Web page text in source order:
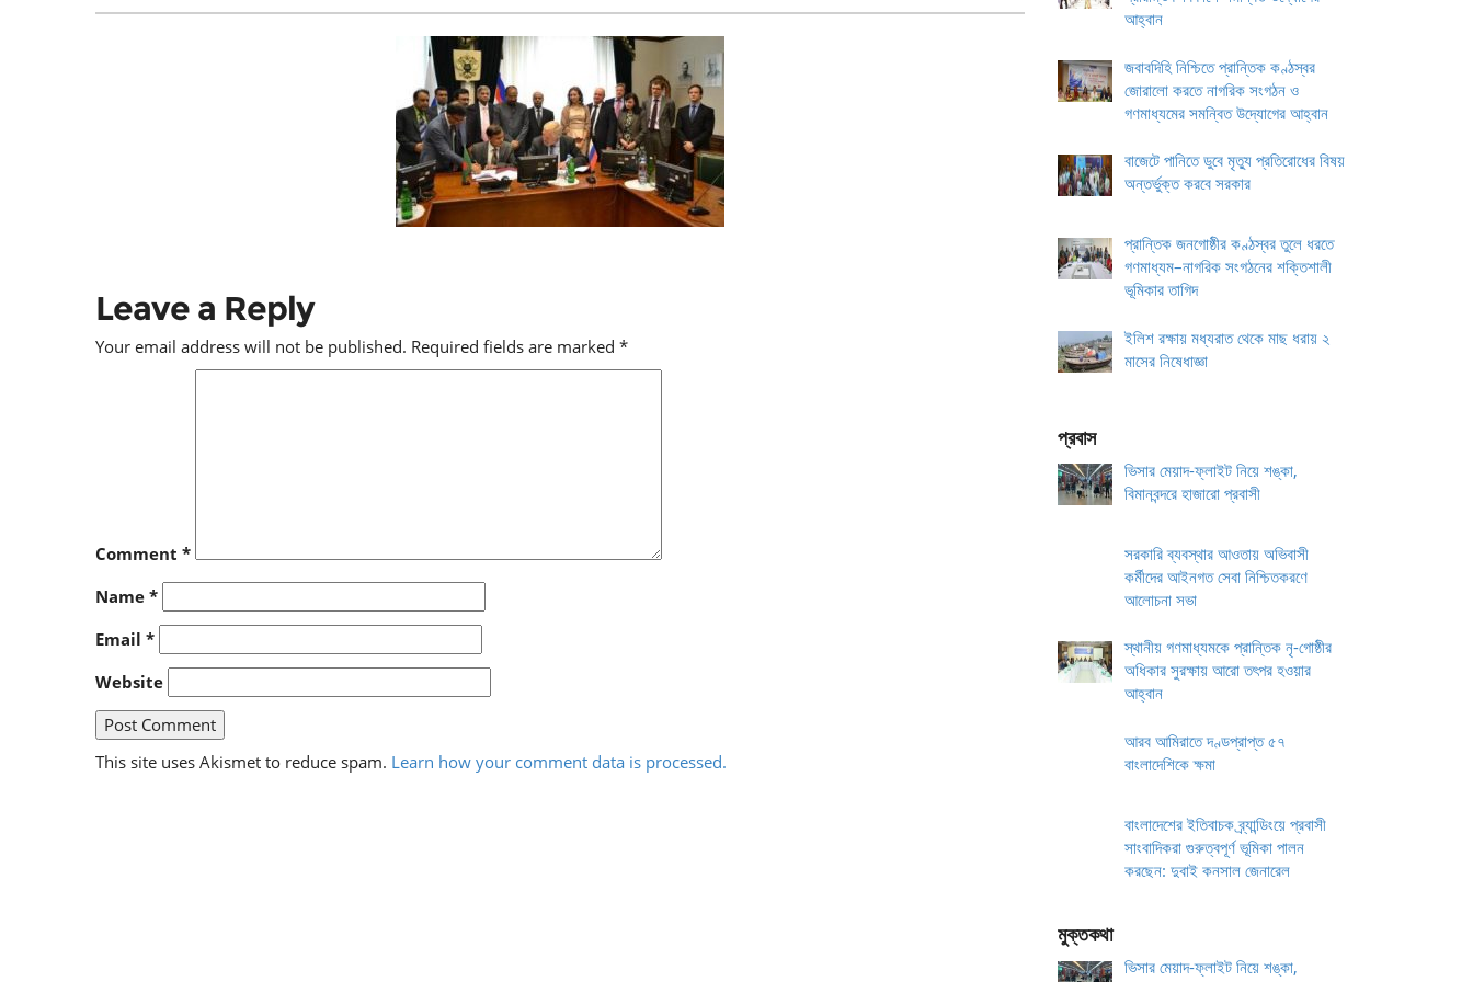
Leave a Reply
Your email address will not be published. Required fields are marked *
Comment *
Name *
Email *
Website
This site uses Akismet to reduce spam. Learn how your comment data is processed.
আহ্বান
জবাবদিহি নিশ্চিতে প্রান্তিক কণ্ঠস্বর
জোরালো করতে নাগরিক সংগঠন ও
গণমাধ্যমের সমন্বিত উদ্যোগের আহ্বান
বাজেটে পানিতে ডুবে মৃত্যু প্রতিরোধের বিষয়
অন্তর্ভুক্ত করবে সরকার
প্রান্তিক জনগোষ্ঠীর কণ্ঠস্বর তুলে ধরতে
গণমাধ্যম–নাগরিক সংগঠনের শক্তিশালী
ভূমিকার তাগিদ
ইলিশ রক্ষায় মধ্যরাত থেকে মাছ ধরায় ২
মাসের নিষেধাজ্ঞা
প্রবাস
ভিসার মেয়াদ-ফ্লাইট নিয়ে শঙ্কা,
বিমানবন্দরে হাজারো প্রবাসী
সরকারি ব্যবস্থার আওতায় অভিবাসী
কর্মীদের আইনগত সেবা নিশ্চিতকরণে
আলোচনা সভা
স্থানীয় গণমাধ্যমকে প্রান্তিক নৃ-গোষ্ঠীর
অধিকার সুরক্ষায় আরো তৎপর হওয়ার
আহ্বান
আরব আমিরাতে দণ্ডপ্রাপ্ত ৫৭
বাংলাদেশিকে ক্ষমা
বাংলাদেশের ইতিবাচক ব্র্যান্ডিংয়ে প্রবাসী
সাংবাদিকরা গুরুত্বপূর্ণ ভূমিকা পালন
করছেন: দুবাই কনসাল জেনারেল
মুক্তকথা
ভিসার মেয়াদ-ফ্লাইট নিয়ে শঙ্কা,